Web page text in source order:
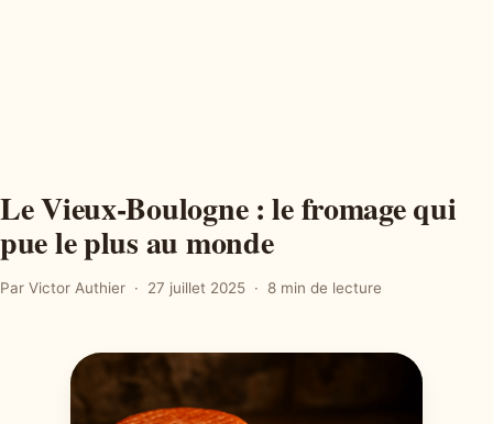
Le Vieux-Boulogne : le fromage qui
pue le plus au monde
Par Victor Authier 27 juillet 2025 8 min de lecture